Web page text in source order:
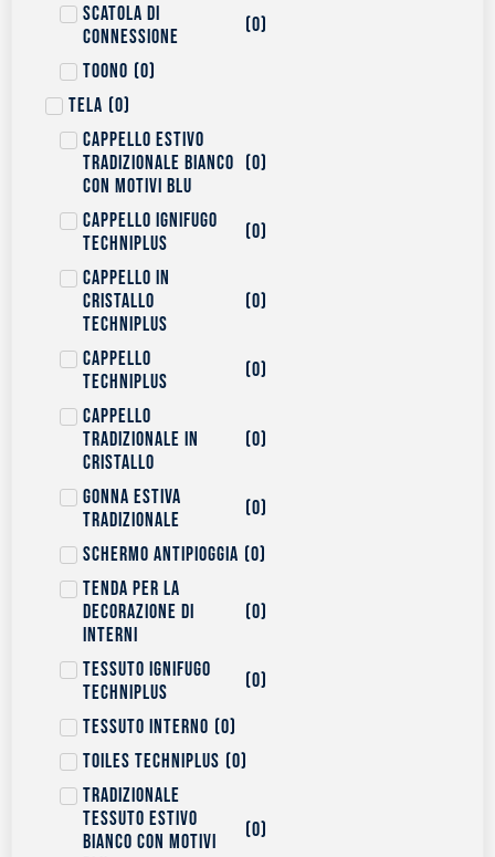
Scatola di
connessione
(0)
Toono (0)
Tela (0)
Cappello estivo
tradizionale bianco
con motivi blu
(0)
Cappello ignifugo
Techniplus
(0)
Cappello in
cristallo
Techniplus
(0)
Cappello
Techniplus
(0)
Cappello
tradizionale in
cristallo
(0)
Gonna estiva
tradizionale
(0)
Schermo antipioggia (0)
Tenda per la
decorazione di
interni
(0)
Tessuto ignifugo
Techniplus
(0)
Tessuto interno (0)
Toiles Techniplus (0)
Tradizionale
tessuto estivo
bianco con motivi
(0)